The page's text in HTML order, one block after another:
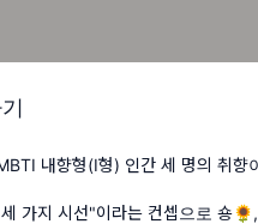
내향형(I형) 인간 세 명의 취향
가지 시선"이라는 컨셉으로 숑